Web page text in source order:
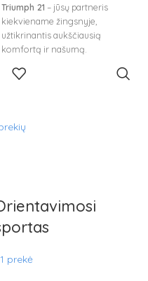
Triumph 21 – jūsų partneris
kiekviename žingsnyje,
užtikrinantis aukščiausią
komfortą ir našumą.
prekė